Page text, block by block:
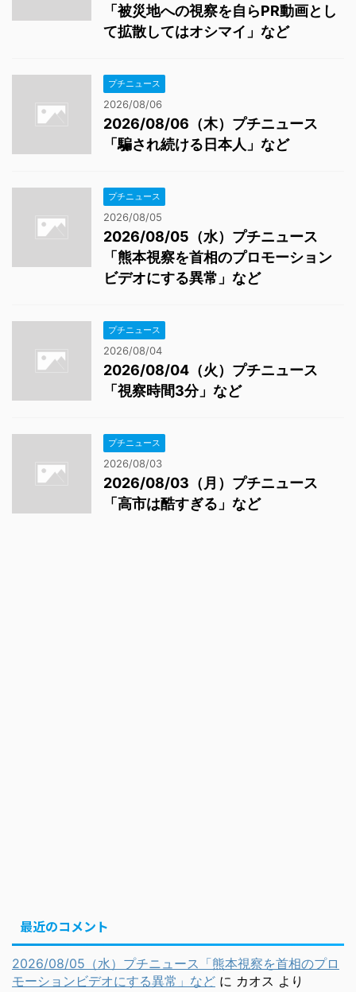
「被災地への視察を自らPR動画とし
て拡散してはオシマイ」など
プチニュース
2026/08/06
2026/08/06（木）プチニュース
「騙され続ける日本人」など
プチニュース
2026/08/05
2026/08/05（水）プチニュース
「熊本視察を首相のプロモーション
ビデオにする異常」など
プチニュース
2026/08/04
2026/08/04（火）プチニュース
「視察時間3分」など
プチニュース
2026/08/03
2026/08/03（月）プチニュース
「高市は酷すぎる」など
最近のコメント
2026/08/05（水）プチニュース「熊本視察を首相のプロ
モーションビデオにする異常」など に カオス より